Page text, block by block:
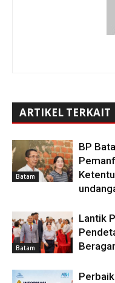
ARTIKEL TERKAIT
Batam
BP
Batam
Lantik